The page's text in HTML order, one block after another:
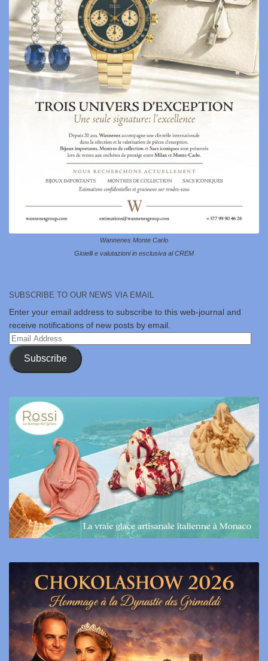
Wannenes Monte Carlo
Gioielli e valutazioni in esclusiva al CREM
SUBSCRIBE TO OUR NEWS VIA EMAIL
Enter your email address to subscribe to this web-journal and
receive notifications of new posts by email.
Email
Address
Subscribe